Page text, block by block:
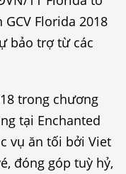
Florida 2018
bảo trợ từ các
trong chương
tại Enchanted
vụ ăn tối bởi Viet
đóng góp tuỳ hỷ,